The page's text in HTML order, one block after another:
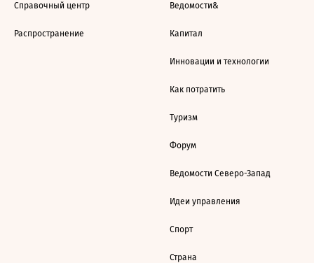
Справочный центр
Распространение
Ведомости&
Капитал
Инновации и технологии
Как потратить
Туризм
Форум
Ведомости Северо-Запад
Идеи управления
Спорт
Страна